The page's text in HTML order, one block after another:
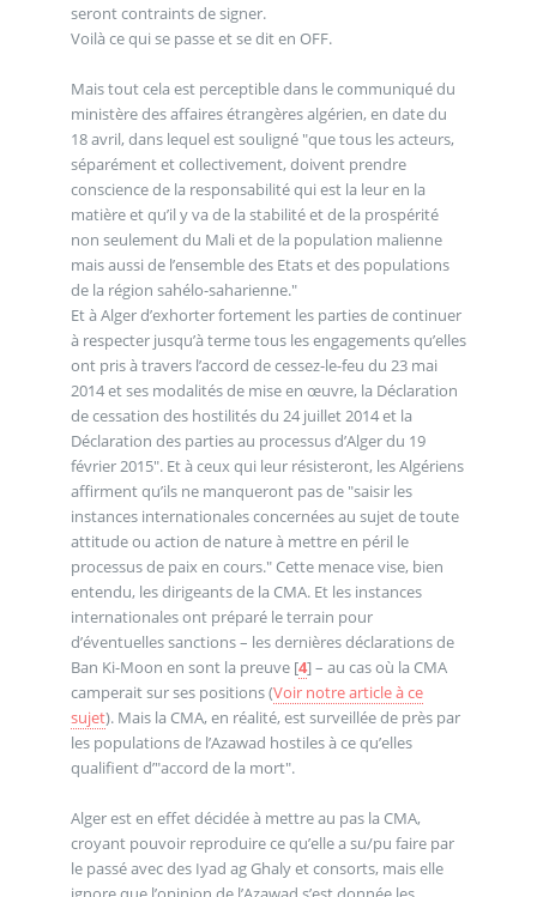
seront contraints de signer.
Voilà ce qui se passe et se dit en OFF.
Mais tout cela est perceptible dans le communiqué du
ministère des affaires étrangères algérien, en date du
18 avril, dans lequel est souligné "que tous les acteurs,
séparément et collectivement, doivent prendre
conscience de la responsabilité qui est la leur en la
matière et qu’il y va de la stabilité et de la prospérité
non seulement du Mali et de la population malienne
mais aussi de l’ensemble des Etats et des populations
de la région sahélo-saharienne."
Et à Alger d’exhorter fortement les parties de continuer
à respecter jusqu’à terme tous les engagements qu’elles
ont pris à travers l’accord de cessez-le-feu du 23 mai
2014 et ses modalités de mise en œuvre, la Déclaration
de cessation des hostilités du 24 juillet 2014 et la
Déclaration des parties au processus d’Alger du 19
février 2015". Et à ceux qui leur résisteront, les Algériens
affirment qu’ils ne manqueront pas de "saisir les
instances internationales concernées au sujet de toute
attitude ou action de nature à mettre en péril le
processus de paix en cours." Cette menace vise, bien
entendu, les dirigeants de la CMA. Et les instances
internationales ont préparé le terrain pour
d’éventuelles sanctions – les dernières déclarations de
Ban Ki-Moon en sont la preuve[4]– au cas où la CMA
camperait sur ses positions (Voir notre article à ce
sujet). Mais la CMA, en réalité, est surveillée de près par
les populations de l’Azawad hostiles à ce qu’elles
qualifient d’"accord de la mort".
Alger est en effet décidée à mettre au pas la CMA,
croyant pouvoir reproduire ce qu’elle a su/pu faire par
le passé avec des Iyad ag Ghaly et consorts, mais elle